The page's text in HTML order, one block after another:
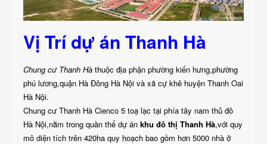
Vị Trí dự án Thanh Hà
Chung cư Thanh Hàthuộc địa phận phường kiến hưng,phường
phú lương,quận Hà Đông Hà Nội và xã cự khê huyện Thanh Oai
Hà Nội.
Chung cư Thanh Hà Cienco 5 toạ lạc tại phía tây nam thủ đô
Hà Nội,nằm trong quần thể dự án khu đô thị Thanh Hà,với quy
mô diện tích trên 420ha quy hoạch bao gồm hơn 5000 nhà ở